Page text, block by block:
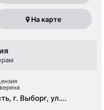
На карте
г. Выборг, ул.